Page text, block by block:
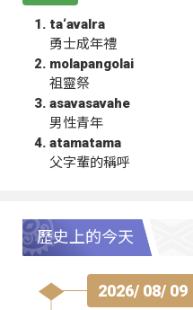
ta‘avalra
勇士成年禮
molapangolai
祖靈祭
asavasavahe
男性青年
atamatama
父字輩的稱呼
歷史上的今天
2026/ 08/ 09